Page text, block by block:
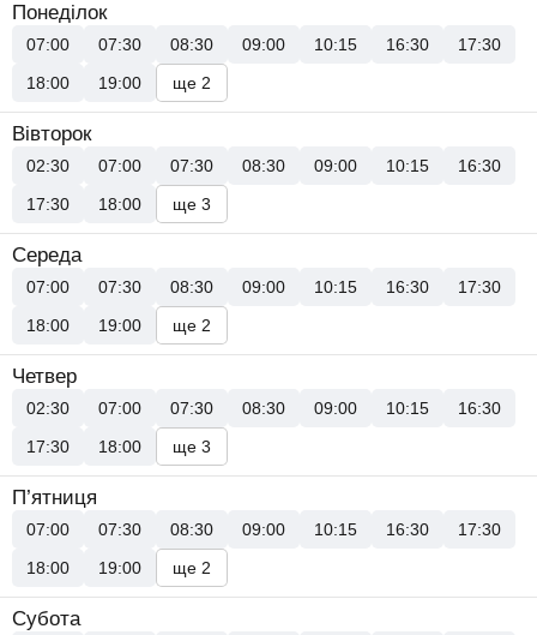
Понеділок
07:00 07:30 08:30 09:00 10:15 16:30
17:30
18:00
19:00 ще 2
Вівторок
02:30 07:00 07:30 08:30 09:00 10:15
16:30
17:30
18:00 ще 3
Середа
07:00 07:30 08:30 09:00 10:15 16:30
17:30
18:00
19:00 ще 2
Четвер
02:30 07:00 07:30 08:30 09:00 10:15
16:30
17:30
18:00 ще 3
П’ятниця
07:00 07:30 08:30 09:00 10:15 16:30
17:30
18:00
19:00 ще 2
Субота